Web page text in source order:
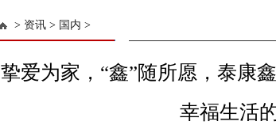
> 资讯 > 国内 >
挚爱为家，“鑫”随所愿，泰康
幸福生活